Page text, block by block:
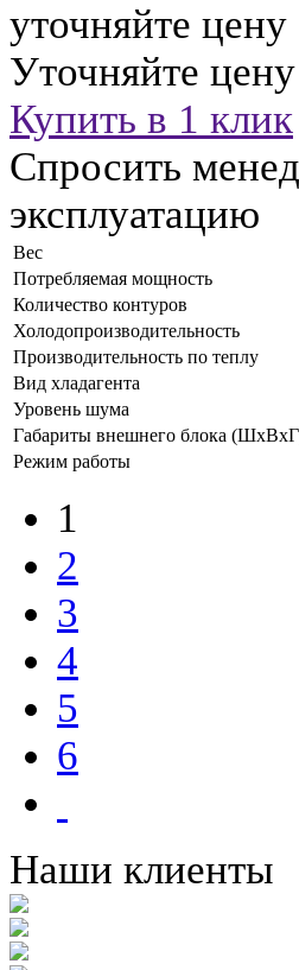
уточняйте цену
Уточняйте
Купить в 1 клик
Спросить
эксплуатацию
Вес
Потребляемая мощность
Количество контуров
Холодопроизводительность
Производительность по теплу
Вид хладагента
Уровень шума
Габариты внешнего блока
Режим работы
1
2
3
4
5
6
Наши клиенты